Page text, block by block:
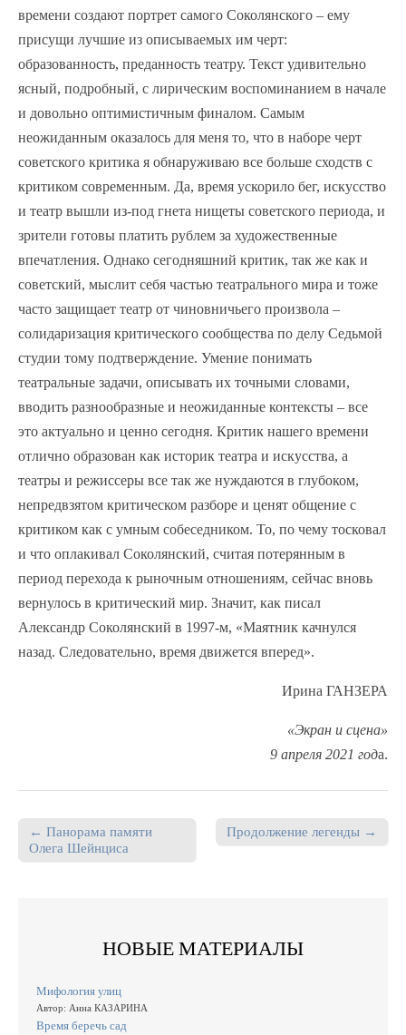
времени создают портрет самого Соколянского – ему
присущи лучшие из описываемых им черт:
образованность, преданность театру. Текст удивительно
ясный, подробный, с лирическим воспоминанием в начале
и довольно оптимистичным финалом. Самым
неожиданным оказалось для меня то, что в наборе черт
советского критика я обнаруживаю все больше сходств с
критиком современным. Да, время ускорило бег, искусство
и театр вышли из-под гнета нищеты советского периода, и
зрители готовы платить рублем за художественные
впечатления. Однако сегодняшний критик, так же как и
советский, мыслит себя частью театрального мира и тоже
часто защищает театр от чиновничьего произвола –
солидаризация критического сообщества по делу Седьмой
студии тому подтверждение. Умение понимать
театральные задачи, описывать их точными словами,
вводить разнообразные и неожиданные контексты – все
это актуально и ценно сегодня. Критик нашего времени
отлично образован как историк театра и искусства, а
театры и режиссеры все так же нуждаются в глубоком,
непредвзятом критическом разборе и ценят общение с
критиком как с умным собеседником. То, по чему тосковал
и что оплакивал Соколянский, считая потерянным в
период перехода к рыночным отношениям, сейчас вновь
вернулось в критический мир. Значит, как писал
Александр Соколянский в 1997-м, «Маятник качнулся
назад. Следовательно, время движется вперед».
Ирина ГАНЗЕРА
«Экран и сцена»
9 апреля 2021 года.
Post navigation
← Панорама памяти
Олега Шейнциса
Продолжение легенды →
НОВЫЕ МАТЕРИАЛЫ
Мифология улиц
Автор: Анна КАЗАРИНА
Время беречь сад